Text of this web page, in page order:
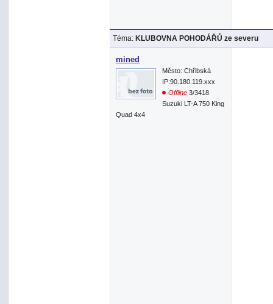
Téma: KLUBOVNA POHODÁŘŮ ze severu
mined
Město: Chřibská
IP:90.180.119.xxx
Offline 3/3418
Suzuki LT-A 750 King
Quad 4x4